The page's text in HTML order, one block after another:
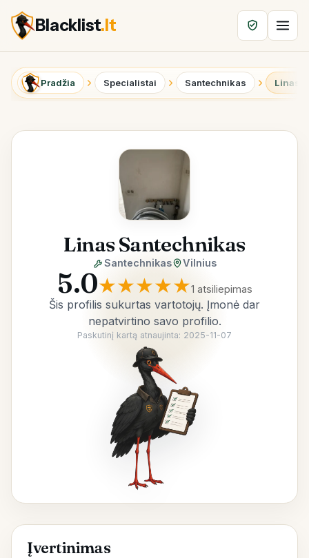
Blacklist.lt
Pradžia Specialistai Santechnikas Linas
Linas Santechnikas
Santechnikas Vilnius
5.0★★★★★1 atsiliepimas
Šis profilis sukurtas vartotojų. Įmonė dar
nepatvirtino savo profilio.
Paskutinį kartą atnaujinta: 2025-11-07
Įvertinimas